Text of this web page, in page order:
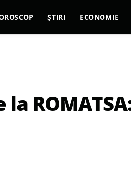
ȘTIRI ECONOMIE